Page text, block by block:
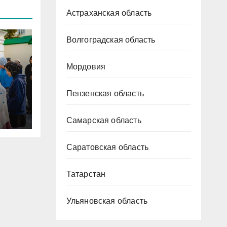
Астраханская область
Волгоградская область
Мордовия
Пензенская область
Самарская область
Саратовская область
Татарстан
Ульяновская область